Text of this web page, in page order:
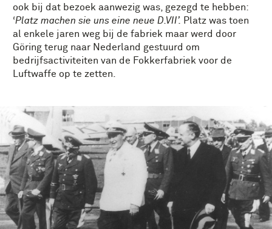
ook bij dat bezoek aanwezig was, gezegd te hebben:
‘Platz machen sie uns eine neue D.VII’. Platz was toen
al enkele jaren weg bij de fabriek maar werd door
Göring terug naar Nederland gestuurd om
bedrijfsactiviteiten van de Fokkerfabriek voor de
Luftwaffe op te zetten.